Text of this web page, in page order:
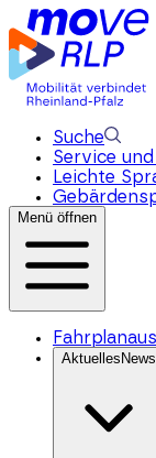
Suche
Service
Leichte
Menü öffnen
Aktuelles News